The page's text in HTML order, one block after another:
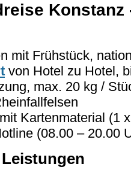
Konstanz
mit Frühstück,
von Hotel zu Hotel,
max. 20 kg /
Kartenmaterial (1
(08.00 – 20.00